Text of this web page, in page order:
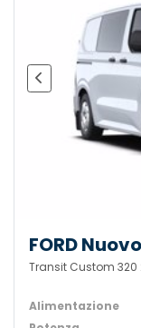
FORD
Transit Custom 320
Alimentazione